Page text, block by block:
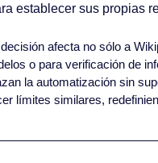
establecer sus propias
afecta no sólo a
o para verificación de
la automatización sin
límites similares,